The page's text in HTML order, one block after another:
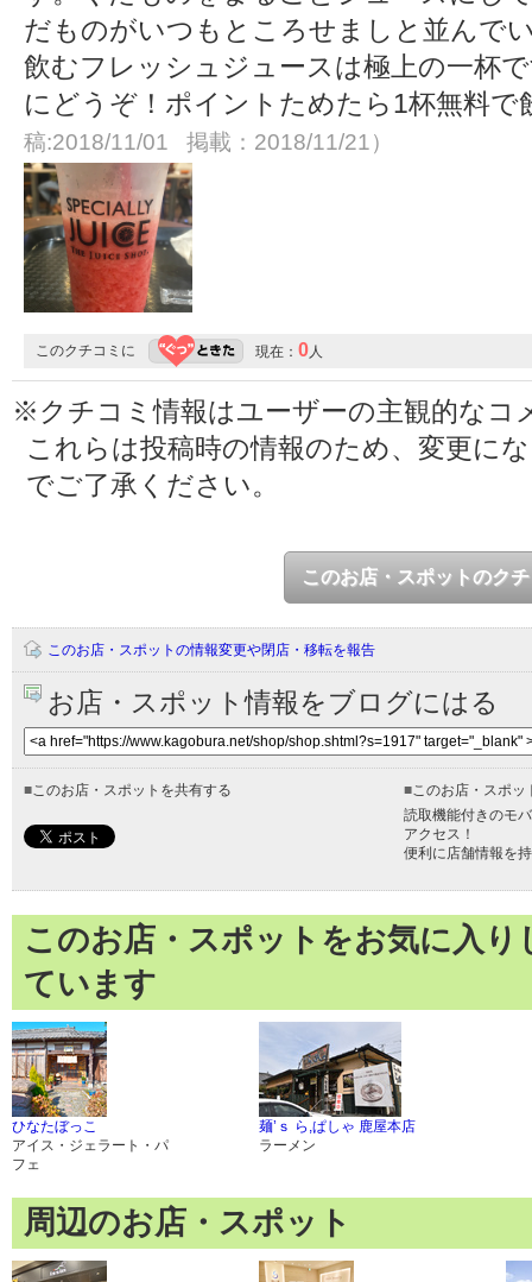
だものがいつもところせましと並んで
飲むフレッシュジュースは極上の一杯
にどうぞ！ポイントためたら1杯無料
稿:2018/11/01 掲載：2018/11/21）
このクチコミに 現在： 0人
※クチコミ情報はユーザーの主観的なコ
これらは投稿時の情報のため、変更に
でご了承ください。
このお店・スポットのク
このお店・スポットの情報変更や閉店・移転を報告
お店・スポット情報をブログにはる
■このお店・スポットを共有する ■このお店・スポッ
読取機能付きのモ
アクセス！
便利に店舗情報を
このお店・スポットをお気に入
ています
ひなたぼっこ
アイス・ジェラート・パ
フェ
麺’ｓ ら,ぱしゃ 鹿屋本店
ラーメン
周辺のお店・スポット